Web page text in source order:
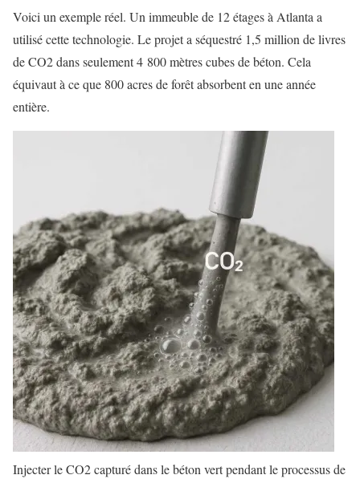
Voici un exemple réel. Un immeuble de 12 étages à Atlanta a
utilisé cette technologie. Le projet a séquestré 1,5 million de livres
de CO2 dans seulement 4 800 mètres cubes de béton. Cela
équivaut à ce que 800 acres de forêt absorbent en une année
entière.
Injecter le CO2 capturé dans le béton vert pendant le processus de